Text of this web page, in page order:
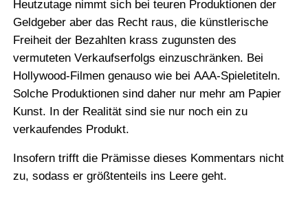
Heutzutage nimmt sich bei teuren Produktionen der
Geldgeber aber das Recht raus, die künstlerische
Freiheit der Bezahlten krass zugunsten des
vermuteten Verkaufserfolgs einzuschränken. Bei
Hollywood-Filmen genauso wie bei AAA-Spieletiteln.
Solche Produktionen sind daher nur mehr am Papier
Kunst. In der Realität sind sie nur noch ein zu
verkaufendes Produkt.
Insofern trifft die Prämisse dieses Kommentars nicht
zu, sodass er größtenteils ins Leere geht.